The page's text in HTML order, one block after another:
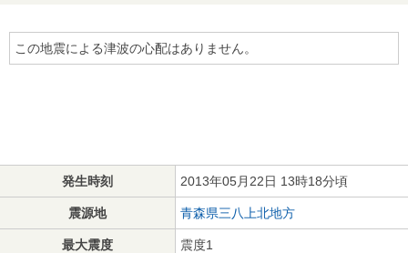
この地震による津波の心配はありません。
発生時刻 2013年05月22日 13時18分頃
震源地 青森県三八上北地方
最大震度 震度1